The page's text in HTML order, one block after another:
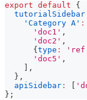
export default
{
tutorialSidebar
'Category A' :
'doc1' ,
'doc2' ,
{ type :
'doc5' ,
,
} ,
apiSidebar :
} ;